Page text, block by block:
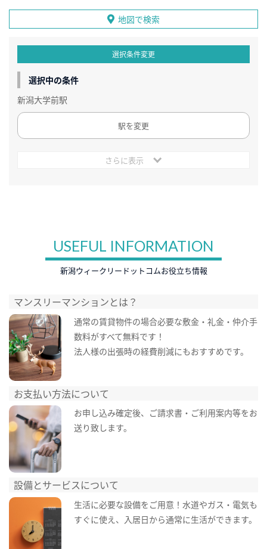
地図で検索
選択条件変更
選択中の条件
新潟大学前駅
駅を変更
さらに表示
USEFUL INFORMATION
新潟ウィークリードットコムお役立ち情報
マンスリーマンションとは？
通常の賃貸物件の場合必要な敷金・礼金・仲介手
数料がすべて無料です！
法人様の出張時の経費削減にもおすすめです。
お支払い方法について
お申し込み確定後、ご請求書・ご利用案内等をお
送り致します。
設備とサービスについて
生活に必要な設備をご用意！水道やガス・電気も
すぐに使え、入居日から通常に生活ができます。